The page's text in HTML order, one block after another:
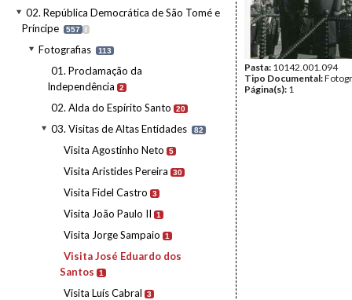
02. República Democrática de São Tomé e
Príncipe
557 I
Fotografias 113
01. Proclamação da
Independência
2
02. Alda do Espírito Santo 20
03. Visitas de Altas Entidades 82
Visita Agostinho Neto 5
Visita Aristides Pereira 30
Visita Fidel Castro 3
Visita João Paulo II 1
Visita Jorge Sampaio 1
Visita José Eduardo dos
Santos
1
Visita Luís Cabral 3
Pasta: 10142.001.094
Tipo Documental:
Página(s): 1